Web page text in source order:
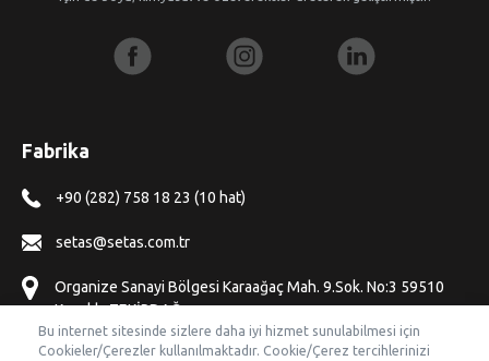
Fabrika
+90 (282) 758 18 23 (10 hat)
setas@setas.com.tr
Organize Sanayi Bölgesi Karaağaç Mah. 9.Sok. No:3 59510
Kapaklı, TEKİRDAĞ
Bu internet sitesinde sizlere daha iyi hizmet sunulabilmesi için
Cookieler/Çerezler kullanılmaktadır. Cookie/Çerez tercihlerinizi